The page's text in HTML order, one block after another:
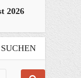
2026